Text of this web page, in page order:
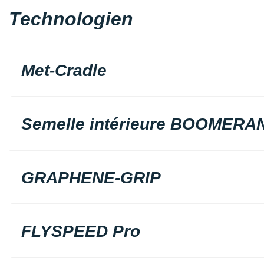
Technologien
Met-Cradle
Semelle intérieure
GRAPHENE-GRIP
FLYSPEED Pro